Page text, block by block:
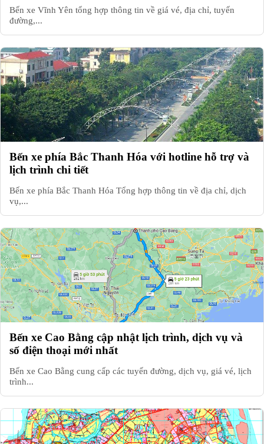
Bến xe Vĩnh Yên tổng hợp thông tin về giá vé, địa chỉ, tuyến
đường,...
Bến xe phía Bắc Thanh Hóa với hotline hỗ trợ và
lịch trình chi tiết
Bến xe phía Bắc Thanh Hóa Tổng hợp thông tin về địa chỉ, dịch
vụ,...
Bến xe Cao Bằng cập nhật lịch trình, dịch vụ và
số điện thoại mới nhất
Bến xe Cao Bằng cung cấp các tuyến đường, dịch vụ, giá vé, lịch
trình...